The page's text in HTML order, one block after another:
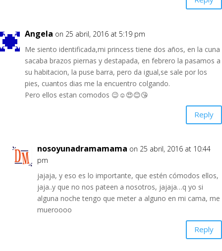
Angela on 25 abril, 2016 at 5:19 pm
Me siento identificada,mi princess tiene dos años, en la cuna
sacaba brazos piernas y destapada, en febrero la pasamos a
su habitacion, la puse barra, pero da igual,se sale por los
pies, cuantos dias me la encuentro colgando.
Pero ellos estan comodos 😉☺😍😊😘
Reply
nosoyunadramamama on 25 abril, 2016 at 10:44
pm
jajaja, y eso es lo importante, que estén cómodos ellos,
jaja..y que no nos pateen a nosotros, jajaja…q yo si
alguna noche tengo que meter a alguno en mi cama, me
mueroooo
Reply